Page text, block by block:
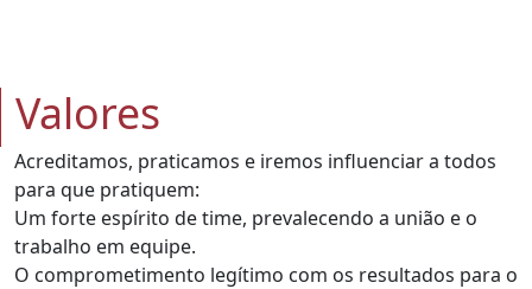
Valores
Acreditamos, praticamos e iremos influenciar a todos
para que pratiquem:
Um forte espírito de time, prevalecendo a união e o
trabalho em equipe.
O comprometimento legítimo com os resultados para o